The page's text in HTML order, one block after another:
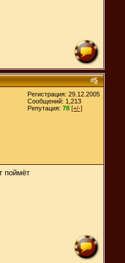
#5
Регистрация: 29.12.2005
Сообщений: 1,213
Репутация: 78 [+/-]
поймёт